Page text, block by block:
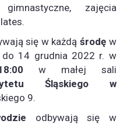
zajęcia
się w każdą środęw
14 grudnia 2022 r. w
w małej sali
Śląskiego w
9.
odbywają się w